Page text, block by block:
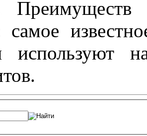
самое
используют